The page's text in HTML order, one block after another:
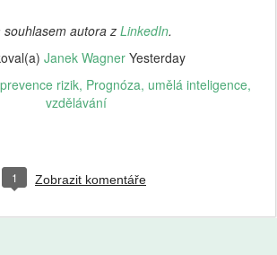
autora z LinkedIn.
Janek Wagner Yesterday
prevence rizik Prognóza umělá inteligence
vzdělávání
1 Zobrazit komentáře